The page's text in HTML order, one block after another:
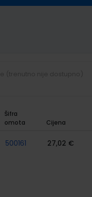
Šifra
omota
Cijena
500161 27,02 €